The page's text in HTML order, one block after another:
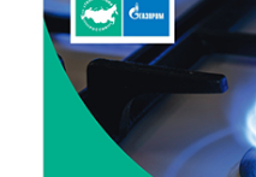
8 Авг 2026 14:14 330
Виталий Королев
Калязине